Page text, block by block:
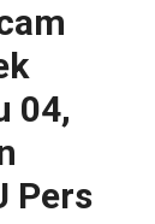
04,
Pers